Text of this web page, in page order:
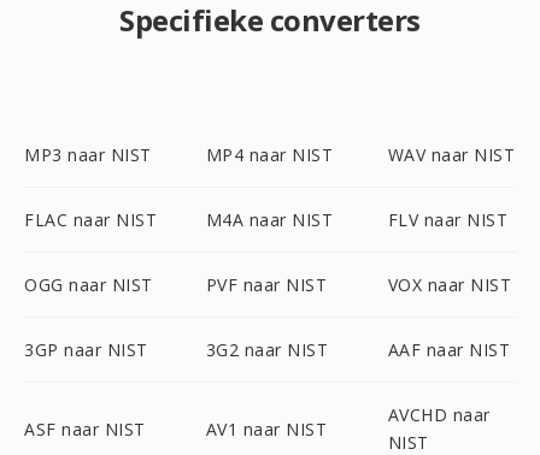
Specifieke converters
MP3 naar NIST MP4 naar NIST WAV naar NIST
FLAC naar NIST M4A naar NIST FLV naar NIST
OGG naar NIST PVF naar NIST VOX naar NIST
3GP naar NIST 3G2 naar NIST AAF naar NIST
ASF naar NIST AV1 naar NIST
AVCHD naar
NIST